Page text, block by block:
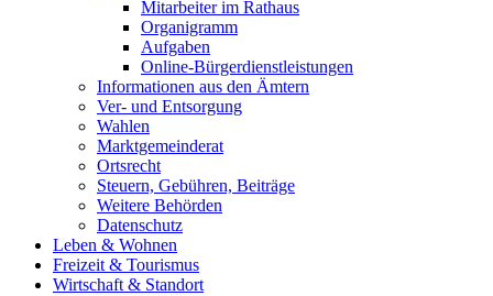
Mitarbeiter im Rathaus
Organigramm
Aufgaben
Online-Bürgerdienstleistungen
Informationen aus den Ämtern
Ver- und Entsorgung
Wahlen
Marktgemeinderat
Ortsrecht
Steuern, Gebühren, Beiträge
Weitere Behörden
Datenschutz
Leben & Wohnen
Freizeit & Tourismus
Wirtschaft & Standort